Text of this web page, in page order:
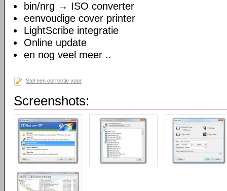
bin/nrg → ISO converter
eenvoudige cover printer
LightScribe integratie
Online update
en nog veel meer ..
Stel een correctie voor
Screenshots: